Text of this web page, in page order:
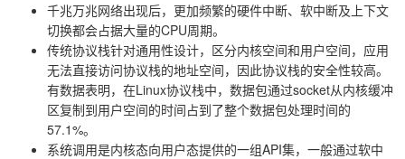
千兆万兆网络出现后，更加频繁的硬件中断、软中断及上下文
切换都会占据大量的CPU周期。
传统协议栈针对通用性设计，区分内核空间和用户空间，应用
无法直接访问协议栈的地址空间，因此协议栈的安全性较高。
有数据表明，在Linux协议栈中，数据包通过socket从内核缓冲
区复制到用户空间的时间占到了整个数据包处理时间的
57.1%。
系统调用是内核态向用户态提供的一组API集，一般通过软中